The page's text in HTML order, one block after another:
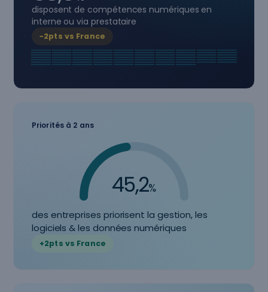
disposent de compétences numériques en
interne ou via prestataire
−2pts vs France
Priorités à 2 ans
45,2%
des entreprises priorisent la gestion, les
logiciels & les données numériques
+2pts vs France